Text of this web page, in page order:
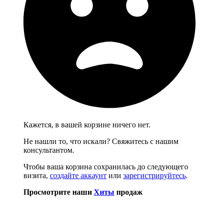
Кажется, в вашей корзине ничего нет.
Не нашли то, что искали? Свяжитесь с нашим
консультантом.
Чтобы ваша корзина сохранилась до следующего
визита, создайте аккаунт или зарегистрируйтесь.
Просмотрите наши Хиты продаж